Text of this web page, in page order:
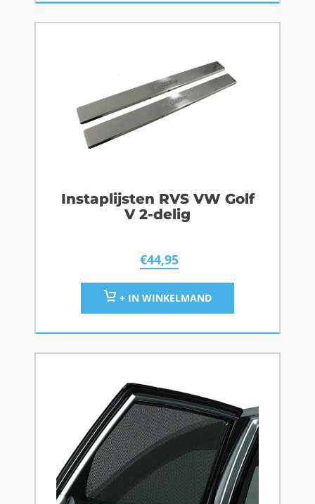
Instaplijsten RVS VW Golf
V 2-delig
€44,95
+ IN WINKELMAND